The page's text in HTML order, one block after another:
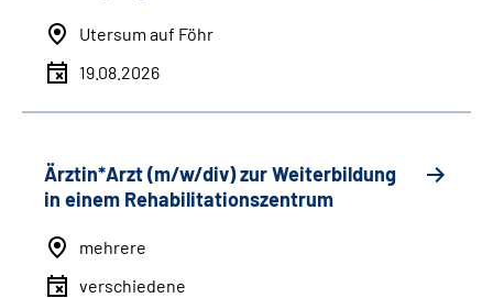
Utersum auf Föhr
19.08.2026
Ärztin*Arzt (m/w/div) zur Weiterbildung
in einem Rehabilitationszentrum
mehrere
verschiedene